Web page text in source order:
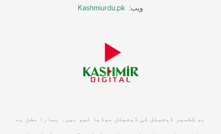
ویب: Kashmiurdu.pk
ہم کشمیر ڈیجیٹل کی ڈیجیٹل میڈیا ٹیم ہیں۔ ہمارا مشن ہے